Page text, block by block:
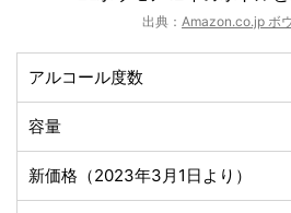
出典： Amazon.co.jp ボ
アルコール度数
容量
新価格（2023年3月1日より）